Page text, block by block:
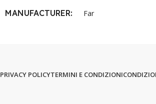
MANUFACTURER Far
PRIVACY POLICYTERMINI E CONDIZIONI